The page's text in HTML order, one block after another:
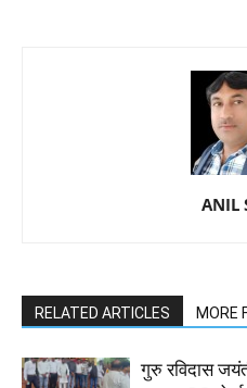
ANIL
RELATED ARTICLES MORE
गुरु रविदास